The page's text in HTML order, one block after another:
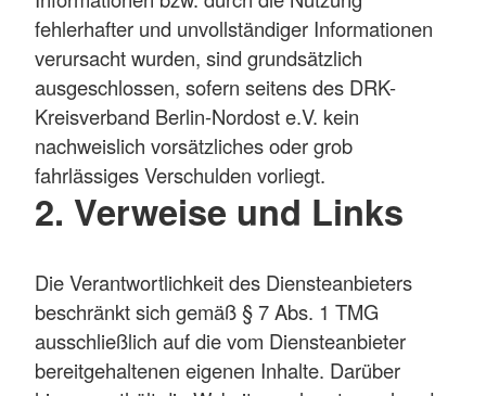
fehlerhafter und unvollständiger Informationen
verursacht wurden, sind grundsätzlich
ausgeschlossen, sofern seitens des DRK-
Kreisverband Berlin-Nordost e.V. kein
nachweislich vorsätzliches oder grob
fahrlässiges Verschulden vorliegt.
2. Verweise und Links
Die Verantwortlichkeit des Diensteanbieters
beschränkt sich gemäß § 7 Abs. 1 TMG
ausschließlich auf die vom Diensteanbieter
bereitgehaltenen eigenen Inhalte. Darüber